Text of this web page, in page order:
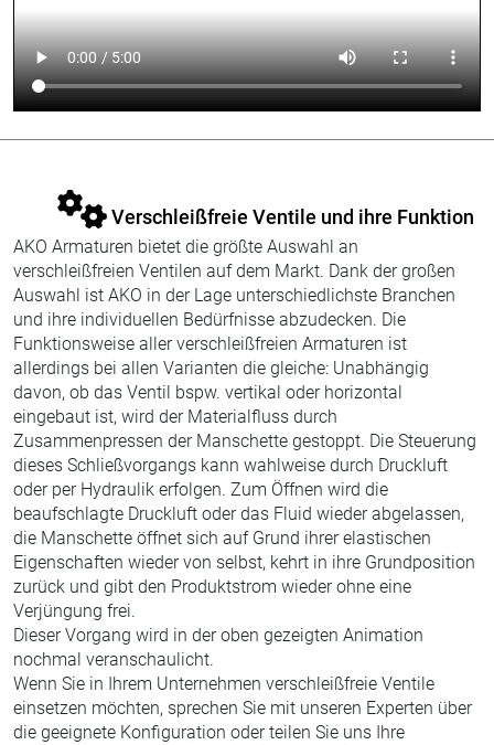
Verschleißfreie Ventile und ihre Funktion
AKO Armaturen bietet die größte Auswahl an
verschleißfreien Ventilen auf dem Markt. Dank der großen
Auswahl ist AKO in der Lage unterschiedlichste Branchen
und ihre individuellen Bedürfnisse abzudecken. Die
Funktionsweise aller verschleißfreien Armaturen ist
allerdings bei allen Varianten die gleiche: Unabhängig
davon, ob das Ventil bspw. vertikal oder horizontal
eingebaut ist, wird der Materialfluss durch
Zusammenpressen der Manschette gestoppt. Die Steuerung
dieses Schließvorgangs kann wahlweise durch Druckluft
oder per Hydraulik erfolgen. Zum Öffnen wird die
beaufschlagte Druckluft oder das Fluid wieder abgelassen,
die Manschette öffnet sich auf Grund ihrer elastischen
Eigenschaften wieder von selbst, kehrt in ihre Grundposition
zurück und gibt den Produktstrom wieder ohne eine
Verjüngung frei.
Dieser Vorgang wird in der oben gezeigten Animation
nochmal veranschaulicht.
Wenn Sie in Ihrem Unternehmen verschleißfreie Ventile
einsetzen möchten, sprechen Sie mit unseren Experten über
die geeignete Konfiguration oder teilen Sie uns Ihre